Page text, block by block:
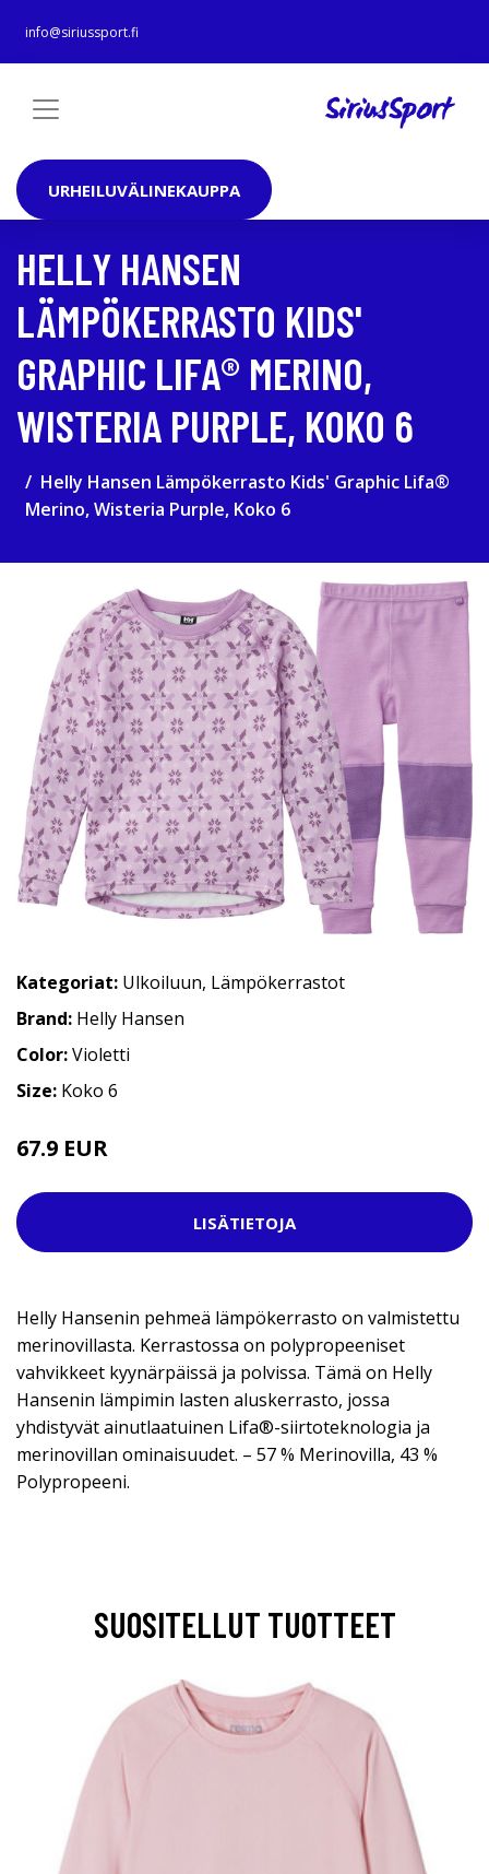
info@siriussport.fi
URHEILUVÄLINEKAUPPA
HELLY HANSEN
LÄMPÖKERRASTO KIDS'
GRAPHIC LIFA® MERINO,
WISTERIA PURPLE, KOKO 6
Helly Hansen Lämpökerrasto Kids' Graphic Lifa®
Merino, Wisteria Purple, Koko 6
Kategoriat: Ulkoiluun, Lämpökerrastot
Brand: Helly Hansen
Color:Violetti
Size: Koko 6
67.9 EUR
LISÄTIETOJA
Helly Hansenin pehmeä lämpökerrasto on valmistettu
merinovillasta. Kerrastossa on polypropeeniset
vahvikkeet kyynärpäissä ja polvissa. Tämä on Helly
Hansenin lämpimin lasten aluskerrasto, jossa
yhdistyvät ainutlaatuinen Lifa®-siirtoteknologia ja
merinovillan ominaisuudet. – 57 % Merinovilla, 43 %
Polypropeeni.
SUOSITELLUT TUOTTEET